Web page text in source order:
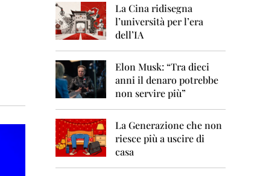
2
0
La Cina ridisegna
l’università per l’era
dell’IA
Elon Musk: “Tra dieci
anni il denaro potrebbe
non servire più”
La Generazione che non
riesce più a uscire di
casa